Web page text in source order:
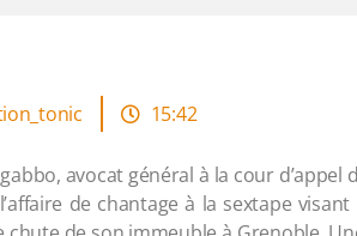
15:42
avocat général à la cour
de chantage à la sextape